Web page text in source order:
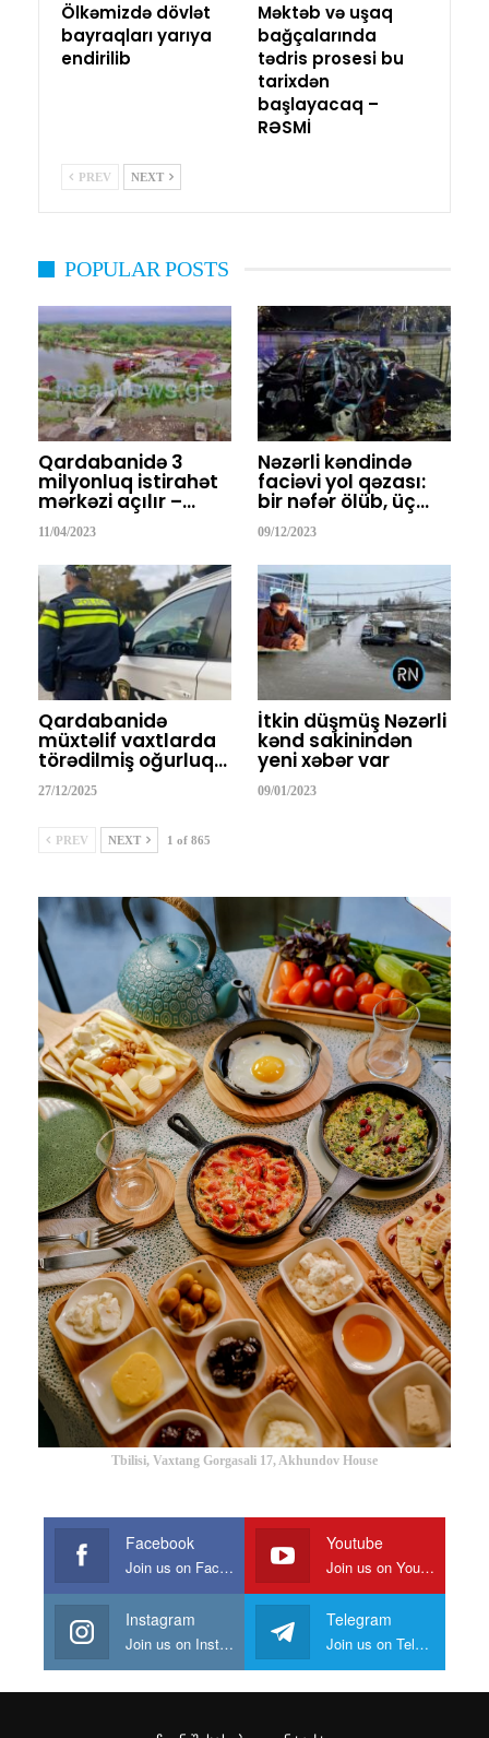
Ölkəmizdə dövlət
bayraqları yarıya
endirilib
Məktəb və uşaq
bağçalarında
tədris prosesi bu
tarixdən
başlayacaq –
RƏSMİ
PREV NEXT
POPULAR POSTS
Qardabanidə 3
milyonluq istirahət
mərkəzi açılır –…
11/04/2023
Nəzərli kəndində
faciəvi yol qəzası:
bir nəfər ölüb, üç…
09/12/2023
Qardabanidə
müxtəlif vaxtlarda
törədilmiş oğurluq…
27/12/2025
İtkin düşmüş Nəzərli
kənd sakinindən
yeni xəbər var
09/01/2023
PREV NEXT 1 of 865
Tbilisi, Vaxtang Gorgasali 17, Akhundov House
Facebook
Join us on Facebook
Youtube
Join us on Youtube
Instagram
Join us on Instagram
Telegram
Join us on Telegram